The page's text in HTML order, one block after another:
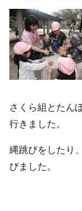
さくら組とたん
行きました。
縄跳びをしたり
びました。